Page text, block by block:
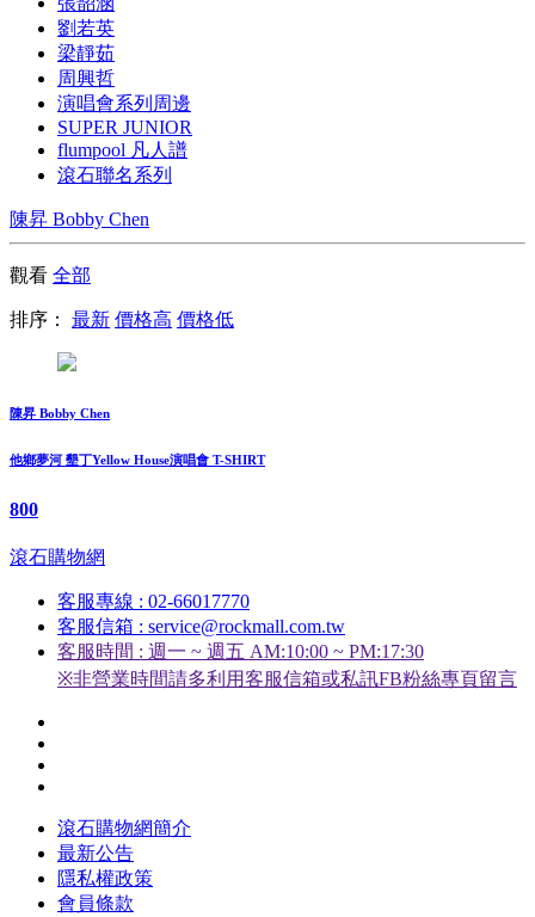
劉若英
梁靜茹
周興哲
演唱會系列周邊
SUPER JUNIOR
flumpool 凡人譜
滾石聯名系列
陳昇 Bobby Chen
觀看 全部
排序： 最新 價格高 價格低
陳昇 Bobby Chen
他鄉夢河 墾丁Yellow House演唱會 T-SHIRT
800
滾石購物網
客服專線 : 02-66017770
客服信箱 : service@rockmall.com.tw
客服時間 : 週一 ~ 週五 AM:10:00 ~ PM:17:30
※非營業時間請多利用客服信箱或私訊FB粉絲專頁留言
滾石購物網簡介
最新公告
隱私權政策
會員條款